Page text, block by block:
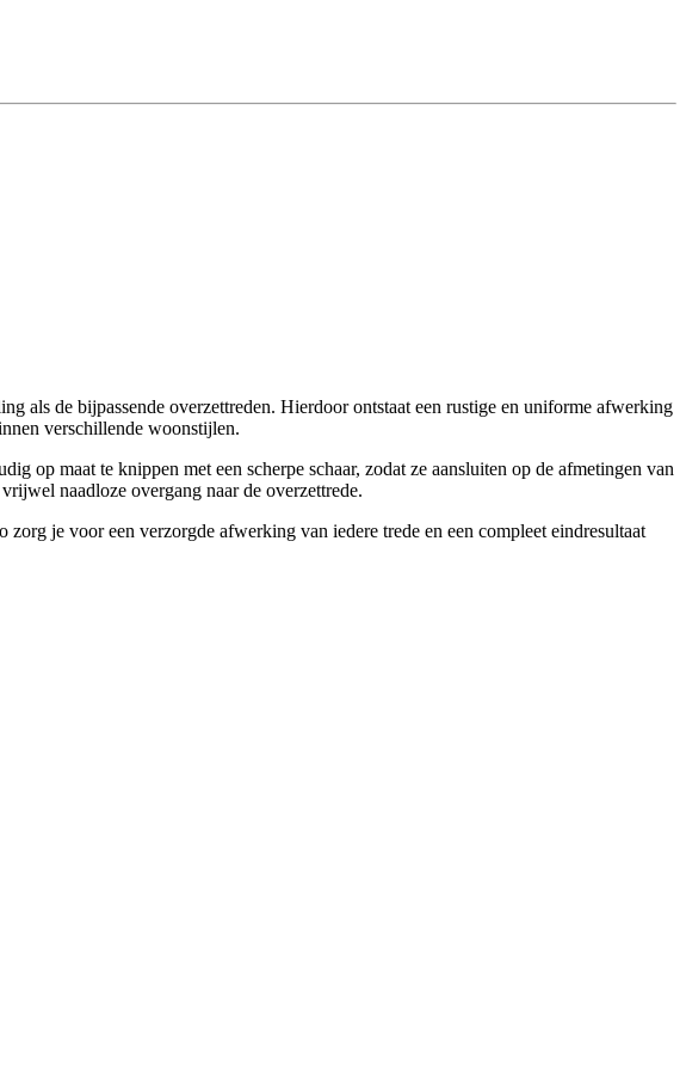
als de bijpassende overzettreden. Hierdoor ontstaat een rustige en uniforme afwerking
verschillende woonstijlen.
op maat te knippen met een scherpe schaar, zodat ze aansluiten op de afmetingen van
naadloze overgang naar de overzettrede.
je voor een verzorgde afwerking van iedere trede en een compleet eindresultaat